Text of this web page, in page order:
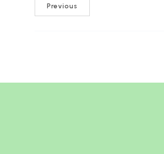
Previous